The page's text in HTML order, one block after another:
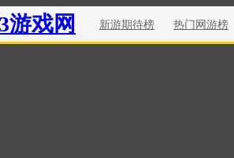
新游期待榜 热门网游榜